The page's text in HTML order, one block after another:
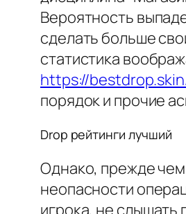
Вероятность
сделать больше
статистика
https://
порядок и прочие
Drop рейтинги лучший
Однако, прежде чем
неопасности